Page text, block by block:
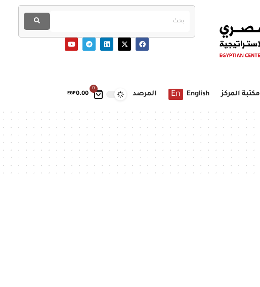
0
EGP0.00 مكتبة المركز English
En المرصد